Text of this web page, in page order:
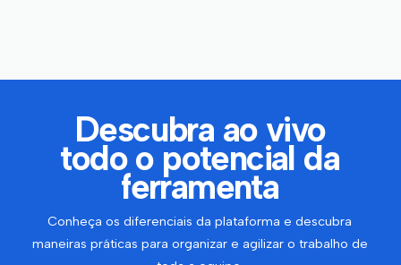
Descubra ao vivo
todo o potencial da
ferramenta
Conheça os diferenciais da plataforma e descubra
maneiras práticas para organizar e agilizar o trabalho de